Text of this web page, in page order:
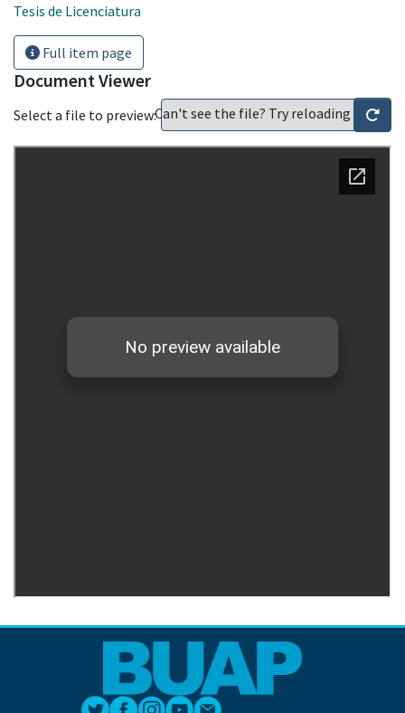
Tesis de Licenciatura
Full item page
Document Viewer
Select a file to preview:Can't see the file? Try reloading